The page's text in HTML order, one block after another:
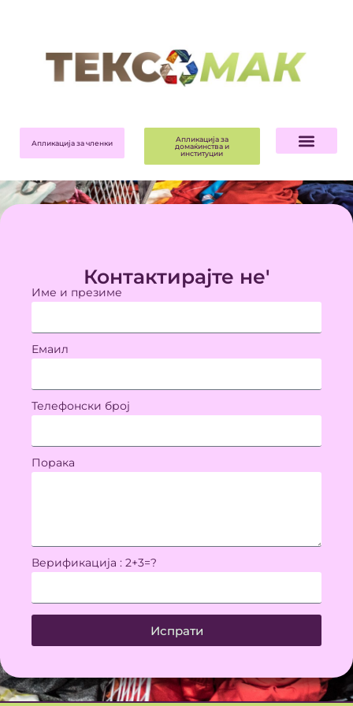
Апликација за членки
Апликација за
домаќинства и
институции
Контактирајте не'
Име и презиме
Емаил
Телефонски број
Порака
Верификација : 2+3=?
Испрати